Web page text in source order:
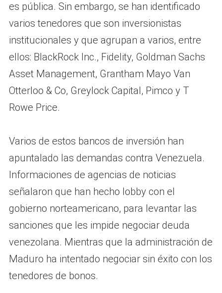
es pública. Sin embargo, se han identificado
varios tenedores que son inversionistas
institucionales y que agrupan a varios, entre
ellos: BlackRock Inc., Fidelity, Goldman Sachs
Asset Management, Grantham Mayo Van
Otterloo & Co, Greylock Capital, Pimco y T
Rowe Price.
Varios de estos bancos de inversión han
apuntalado las demandas contra Venezuela.
Informaciones de agencias de noticias
señalaron que han hecho lobby con el
gobierno norteamericano, para levantar las
sanciones que les impide negociar deuda
venezolana. Mientras que la administración de
Maduro ha intentado negociar sin éxito con los
tenedores de bonos.